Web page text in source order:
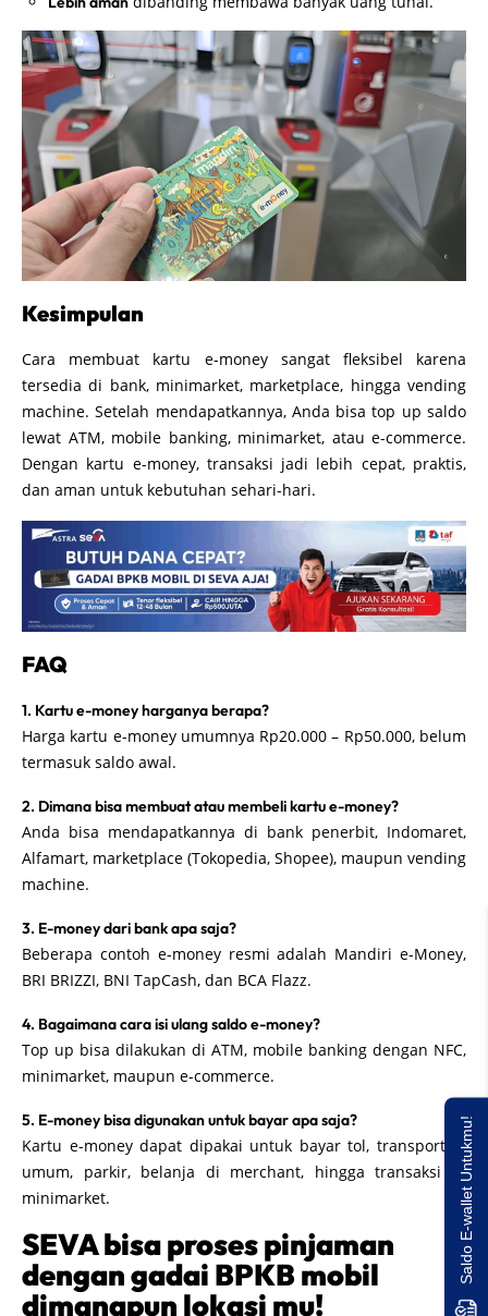
Kesimpulan
Cara membuat kartu e-money sangat fleksibel karena
tersedia di bank, minimarket, marketplace, hingga vending
machine. Setelah mendapatkannya, Anda bisa top up saldo
lewat ATM, mobile banking, minimarket, atau e-commerce.
Dengan kartu e-money, transaksi jadi lebih cepat, praktis,
dan aman untuk kebutuhan sehari-hari.
FAQ
1. Kartu e-money harganya berapa?
Harga kartu e-money umumnya Rp20.000 – Rp50.000, belum
termasuk saldo awal.
2. Dimana bisa membuat atau membeli kartu e-money?
Anda bisa mendapatkannya di bank penerbit, Indomaret,
Alfamart, marketplace (Tokopedia, Shopee), maupun vending
machine.
3. E-money dari bank apa saja?
Beberapa contoh e-money resmi adalah Mandiri e-Money,
BRI BRIZZI, BNI TapCash, dan BCA Flazz.
4. Bagaimana cara isi ulang saldo e-money?
Top up bisa dilakukan di ATM, mobile banking dengan NFC,
minimarket, maupun e-commerce.
5. E-money bisa digunakan untuk bayar apa saja?
Kartu e-money dapat dipakai untuk bayar tol, transportasi
umum, parkir, belanja di merchant, hingga transaksi di
minimarket.
SEVA bisa proses pinjaman
dengan gadai BPKB mobil
dimanapun lokasi mu!
Saldo E-wallet Untukmu!